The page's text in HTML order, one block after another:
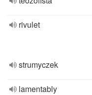
rivulet
strumyczek
lamentably